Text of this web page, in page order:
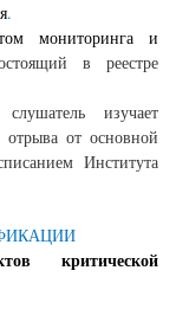
.
мониторинга и
в реестре
слушатель изучает
отрыва от основной
Института
критической